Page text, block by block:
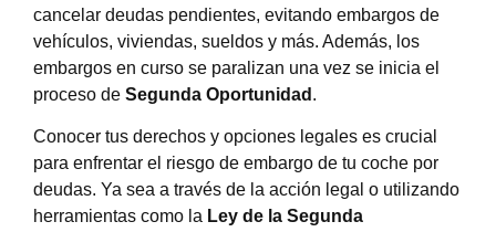
cancelar deudas pendientes, evitando embargos de
vehículos, viviendas, sueldos y más. Además, los
embargos en curso se paralizan una vez se inicia el
proceso de Segunda Oportunidad .
Conocer tus derechos y opciones legales es crucial
para enfrentar el riesgo de embargo de tu coche por
deudas. Ya sea a través de la acción legal o utilizando
herramientas como la Ley de la Segunda